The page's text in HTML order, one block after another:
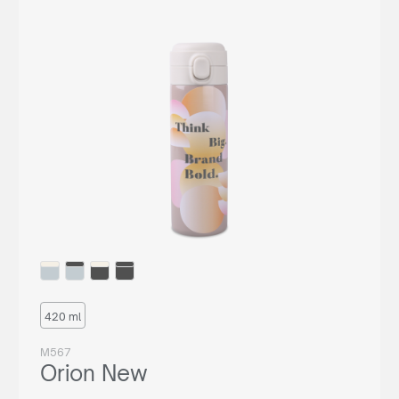
420 ml
M567
Orion New
Reprezentujesz
agencję reklamową?
naszą ofertę współpracy, załóż darmowe konto w naszym
lub zadzwoń: